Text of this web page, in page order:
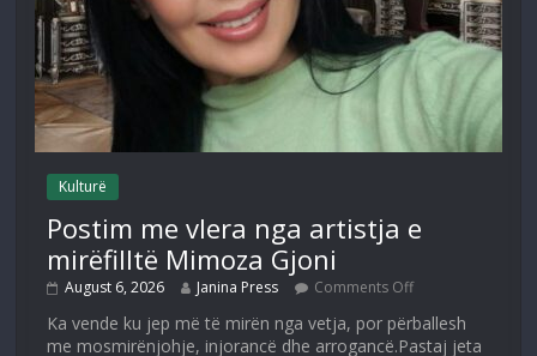
Kulturë
Postim me vlera nga artistja e
mirëfilltë Mimoza Gjoni
August 6, 2026 Janina Press Comments Off
Ka vende ku jep më të mirën nga vetja, por përballesh
me mosmirënjohje, injorancë dhe arrogancë.Pastaj jeta